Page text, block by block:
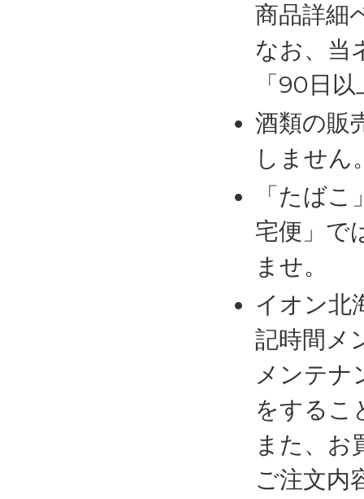
商品詳細
なお、当
「90日
酒類の販
しません
「たば
宅便」で
ませ。
イオン北
記時間メ
メンテナ
をするこ
また、お
ご注文内